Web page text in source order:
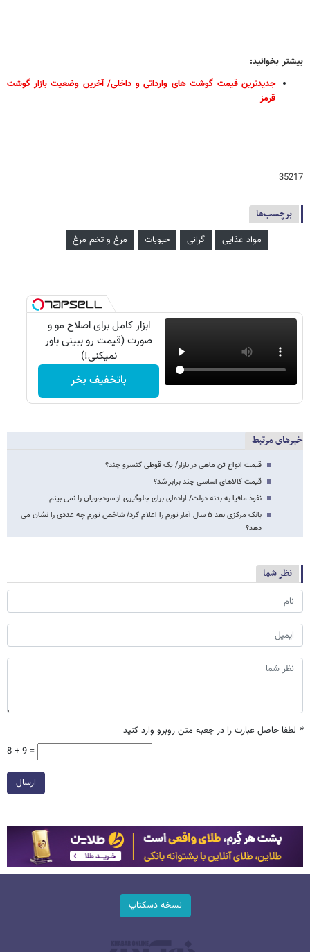
بیشتر بخوانید:
جدیدترین قیمت گوشت های وارداتی و داخلی/ آخرین وضعیت بازار گوشت
قرمز
35217
برچسب‌ها
مواد غذایی گرانی حبوبات مرغ و تخم مرغ
ابزار کامل برای اصلاح مو و
صورت (قیمت رو ببینی باور
نمیکنی!)
باتخفیف بخر
خبرهای مرتبط
قیمت انواع تن ماهی در بازار/ یک قوطی کنسرو چند؟
قیمت کالاهای اساسی چند برابر شد؟
نفوذ مافیا به بدنه دولت/ اراده‌ای برای جلوگیری از سودجویان را نمی بینم
بانک مرکزی بعد ۵ سال آمار تورم را اعلام کرد/ شاخص تورم چه عددی را نشان می
دهد؟
نظر شما
* لطفا حاصل عبارت را در جعبه متن روبرو وارد کنید
8 + 9 =
ارسال
نسخه دسکتاپ